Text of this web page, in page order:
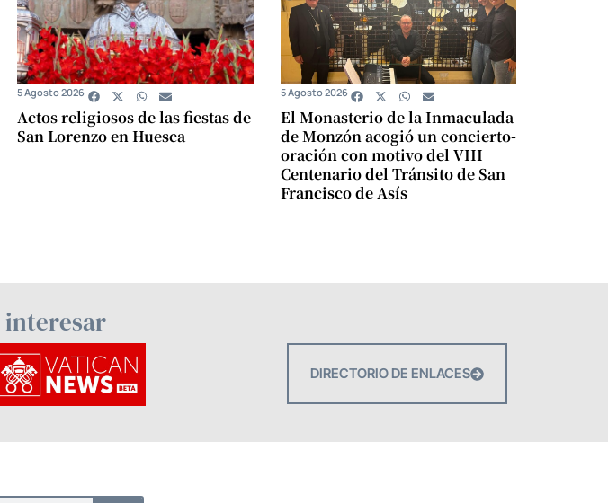
Actos religiosos de las fiestas de
San Lorenzo en Huesca
5 Agosto 2026
El Monasterio de la Inmaculada
de Monzón acogió un concierto-
oración con motivo del VIII
Centenario del Tránsito de San
Francisco de Asís
5 Agosto 2026
interesar
DIRECTORIO DE ENLACES